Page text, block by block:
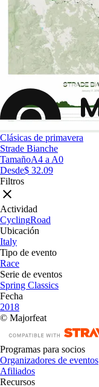
Clásicas de primavera
Strade Bianche
TamañoA4 a A0
Desde$ 32.09
Filtros
Actividad
CyclingRoad
Ubicación
Italy
Tipo de evento
Race
Serie de eventos
Spring Classics
Fecha
2018
© Majorfeat
Programas para socios
Organizadores de eventos
Afiliados
Recursos